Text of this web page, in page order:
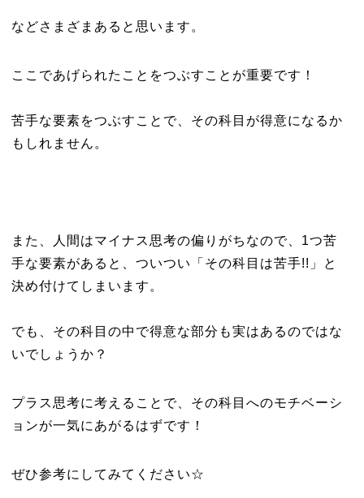
などさまざまあると思います。
ここであげられたことをつぶすことが重要です！
苦手な要素をつぶすことで、その科目が得意になるか
もしれません。
また、人間はマイナス思考の偏りがちなので、1つ苦
手な要素があると、ついつい「その科目は苦手!!」と
決め付けてしまいます。
でも、その科目の中で得意な部分も実はあるのではな
いでしょうか？
プラス思考に考えることで、その科目へのモチベーシ
ョンが一気にあがるはずです！
ぜひ参考にしてみてください☆